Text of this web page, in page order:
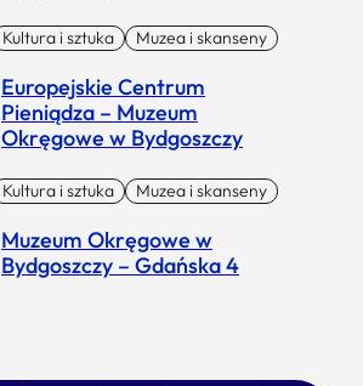
Kultura i sztuka Muzea i skanseny
Europejskie Centrum
Pieniądza – Muzeum
Okręgowe w Bydgoszczy
Kultura i sztuka Muzea i skanseny
Muzeum Okręgowe w
Bydgoszczy – Gdańska 4